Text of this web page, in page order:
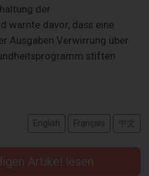
der
warnte davor, dass eine
Ausgaben Verwirrung über
stiften
English Français 中文
Artikel lesen